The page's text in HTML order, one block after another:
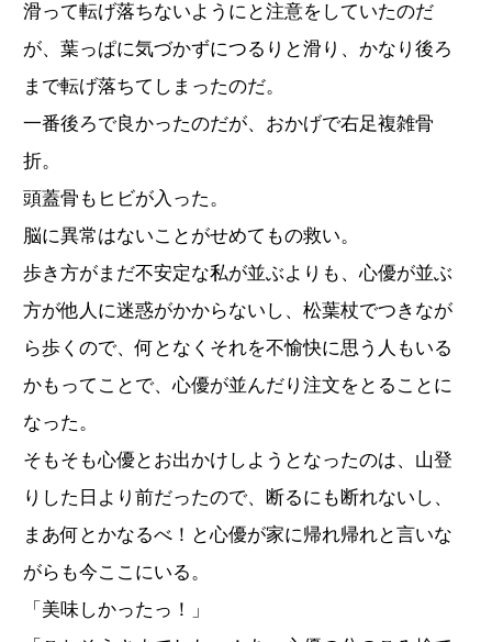
滑って転げ落ちないようにと注意をしていたのだ
が、葉っぱに気づかずにつるりと滑り、かなり後ろ
まで転げ落ちてしまったのだ。
一番後ろで良かったのだが、おかげで右足複雑骨
折。
頭蓋骨もヒビが入った。
脳に異常はないことがせめてもの救い。
歩き方がまだ不安定な私が並ぶよりも、心優が並ぶ
方が他人に迷惑がかからないし、松葉杖でつきなが
ら歩くので、何となくそれを不愉快に思う人もいる
かもってことで、心優が並んだり注文をとることに
なった。
そもそも心優とお出かけしようとなったのは、山登
りした日より前だったので、断るにも断れないし、
まあ何とかなるべ！と心優が家に帰れ帰れと言いな
がらも今ここにいる。
「美味しかったっ！」